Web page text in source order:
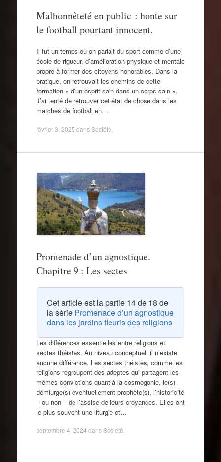
Malhonnêteté en public : honte sur
le football pourtant innocent.
Il fut un temps où on parlait du sport comme d’une
école de rigueur, d’amélioration physique et mentale
propre à former des citoyens honorables. Dans la
pratique, on retrouvait les chemins de cette
formation « d’un esprit sain dans un corps sain ».
J’ai tenté de retrouver cet état de chose dans les
matches de football en…
février 3, 2025 dansSociété
Promenade d’un agnostique.
Chapitre 9 : Les sectes
Cet article est la partie 14 de 18 de
la série Promenade d’un agnostique
dans les jardins fleuris des religions
Les différences essentielles entre religions et
sectes théistes. Au niveau conceptuel, il n’existe
aucune différence. Les sectes théistes, comme les
religions regroupent des adeptes qui partagent les
mêmes convictions quant à la cosmogonie, le(s)
démiurge(s) éventuellement prophète(s), l’historicité
– ou non – de l’assise de leurs croyances. Elles ont
le plus souvent une liturgie et…
septembre 4, 2024 dansSociété